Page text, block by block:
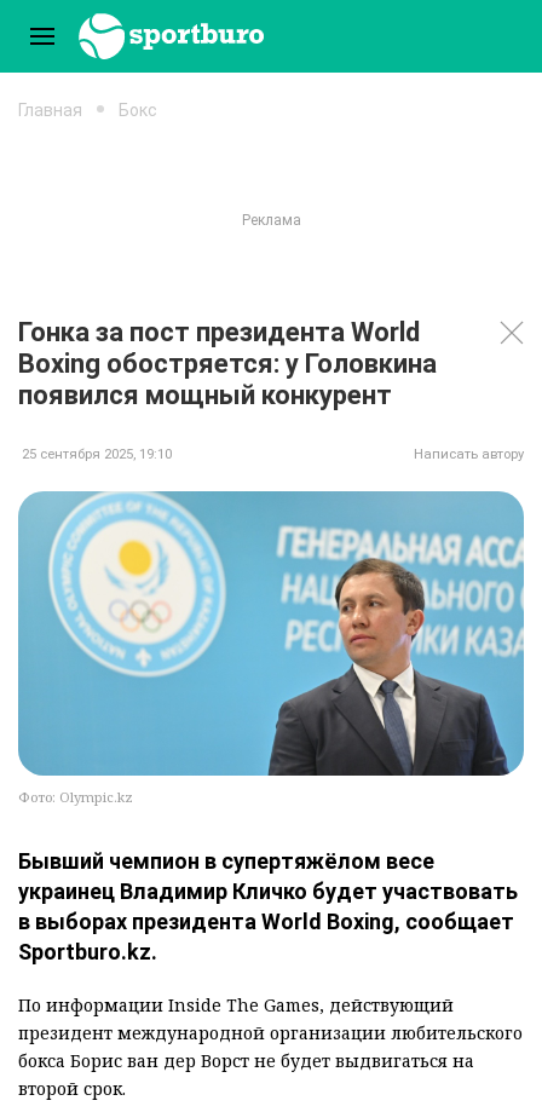
Главная Бокс
Гонка за пост президента World
Boxing обостряется: у Головкина
появился мощный конкурент
25 сентября 2025, 19:10 Написать автору
Фото: Olympic.kz
Бывший чемпион в супертяжёлом весе
украинец Владимир Кличко будет участвовать
в выборах президента World Boxing, сообщает
Sportburo.kz.
По информации Inside The Games, действующий
президент международной организации любительского
бокса Борис ван дер Ворст не будет выдвигаться на
второй срок.